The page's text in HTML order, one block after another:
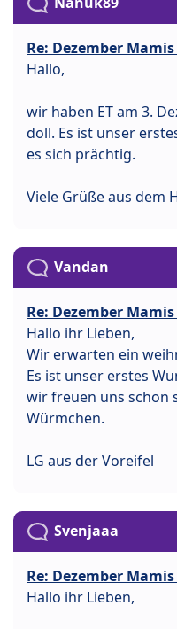
Re: Dezember Mamis
Hallo,
wir haben ET am 3.
doll. Es ist unser
es sich prächtig.
Viele Grüße aus dem
Vandan
Re: Dezember Mamis
Hallo ihr Lieben,
Wir erwarten ein
Es ist unser erstes
wir freuen uns schon
Würmchen.
LG aus der Voreifel
Svenjaaa
Re: Dezember Mamis
Hallo ihr Lieben,